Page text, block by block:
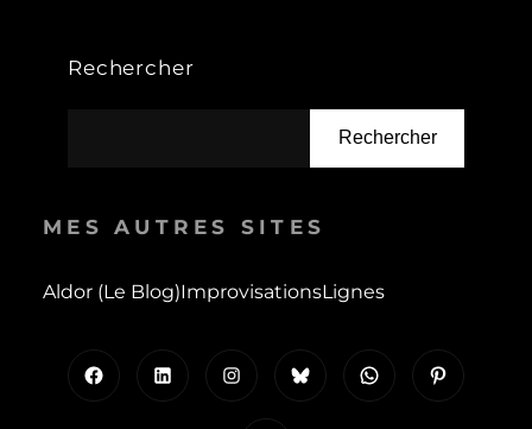
Rechercher
Rechercher
MES AUTRES SITES
Aldor (le Blog)ImprovisationsLignes
Instagram WhatsApp